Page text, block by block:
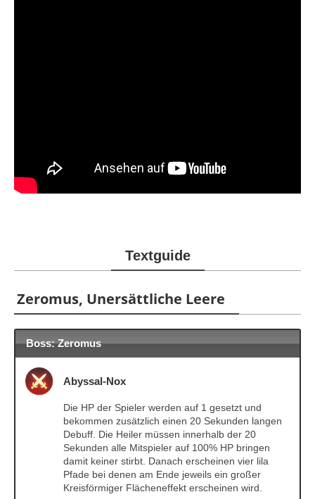
Textguide
Zeromus, Unersättliche Leere
Boss: Zeromus
Abyssal-Nox
Die HP der Spieler werden auf 1 gesetzt und
bekommen zusätzlich einen 20 Sekunden langen
Debuff. Die Heiler müssen innerhalb der 20
Sekunden alle Mitspieler auf 100% HP bringen
damit keiner stirbt. Danach erscheinen vier lila
Pfade bei denen am Ende jeweils ein großer
Kreisförmiger Flächeneffekt erscheinen wird.